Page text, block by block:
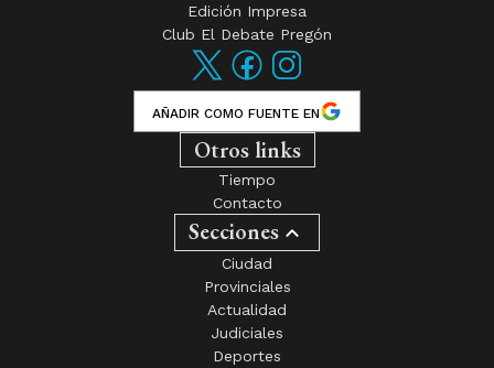
Edición Impresa
Club El Debate Pregón
AÑADIR COMO FUENTE EN
Otros links
Tiempo
Contacto
Secciones
Ciudad
Provinciales
Actualidad
Judiciales
Deportes